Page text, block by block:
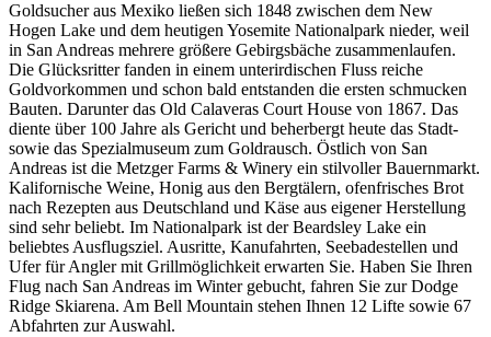
Goldsucher aus Mexiko ließen sich 1848 zwischen dem New
Hogen Lake und dem heutigen Yosemite Nationalpark nieder, weil
in San Andreas mehrere größere Gebirgsbäche zusammenlaufen.
Die Glücksritter fanden in einem unterirdischen Fluss reiche
Goldvorkommen und schon bald entstanden die ersten schmucken
Bauten. Darunter das Old Calaveras Court House von 1867. Das
diente über 100 Jahre als Gericht und beherbergt heute das Stadt-
sowie das Spezialmuseum zum Goldrausch. Östlich von San
Andreas ist die Metzger Farms & Winery ein stilvoller Bauernmarkt.
Kalifornische Weine, Honig aus den Bergtälern, ofenfrisches Brot
nach Rezepten aus Deutschland und Käse aus eigener Herstellung
sind sehr beliebt. Im Nationalpark ist der Beardsley Lake ein
beliebtes Ausflugsziel. Ausritte, Kanufahrten, Seebadestellen und
Ufer für Angler mit Grillmöglichkeit erwarten Sie. Haben Sie Ihren
Flug nach San Andreas im Winter gebucht, fahren Sie zur Dodge
Ridge Skiarena. Am Bell Mountain stehen Ihnen 12 Lifte sowie 67
Abfahrten zur Auswahl.